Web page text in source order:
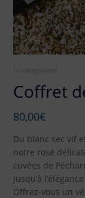
Uncategorized
Coffret
80,00€
Du blanc sec vif
notre rosé
cuvées de
jusqu’à
Offrez-vous un